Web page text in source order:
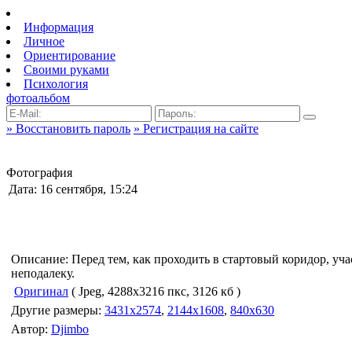
Информация
Личное
Ориентирование
Своими руками
Психология
фотоальбом
» Восстановить пароль » Регистрация на сайте
Фотография
Дата: 16 сентября, 15:24
Описание: Перед тем, как проходить в стартовый коридор,
неподалеку.
Оригинал ( Jpeg, 4288x3216 пкс, 3126 кб )
Другие размеры: 3431x2574, 2144x1608, 840x630
Автор: Djimbo